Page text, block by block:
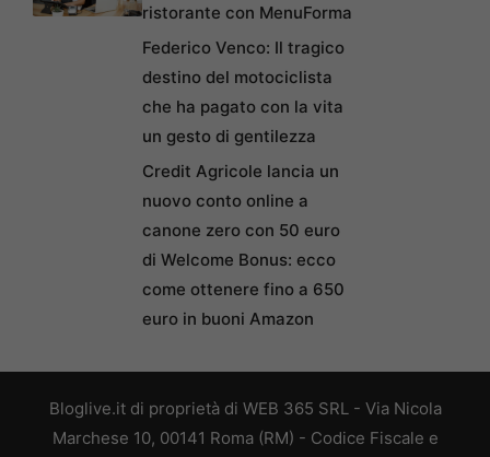
ristorante con MenuForma
Federico Venco: Il tragico
destino del motociclista
che ha pagato con la vita
un gesto di gentilezza
Credit Agricole lancia un
nuovo conto online a
canone zero con 50 euro
di Welcome Bonus: ecco
come ottenere fino a 650
euro in buoni Amazon
Bloglive.it di proprietà di WEB 365 SRL - Via Nicola
Marchese 10, 00141 Roma (RM) - Codice Fiscale e